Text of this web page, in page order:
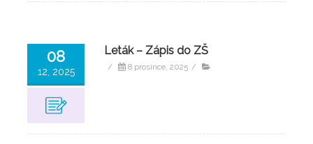
08
12, 2025
Leták – Zápis do ZŠ
/ 8 prosince, 2025 /